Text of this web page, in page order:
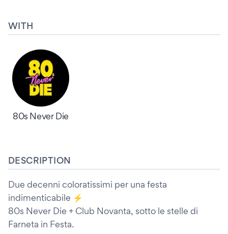
WITH
80s Never Die
DESCRIPTION
Due decenni coloratissimi per una festa
indimenticabile ⚡️
80s Never Die + Club Novanta, sotto le stelle di
Farneta in Festa.